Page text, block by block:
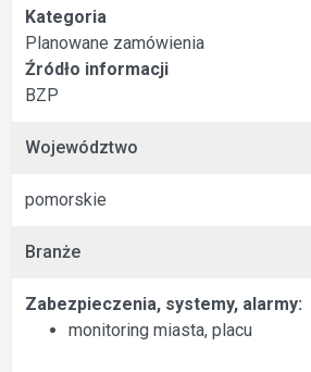
Kategoria
Planowane zamówienia
Źródło informacji
BZP
Województwo
pomorskie
Branże
Zabezpieczenia, systemy, alarmy:
monitoring miasta, placu